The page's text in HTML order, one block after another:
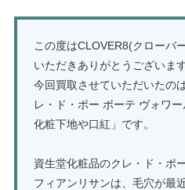
この度はCLOVER8(クローバ
いただきありがとうございます
今回買取させていただいたの
レ・ド・ポー ボーテ ヴォワ
化粧下地や口紅」です。
資生堂化粧品のクレ・ド・ポ
フィアンリサンは、毛穴が最